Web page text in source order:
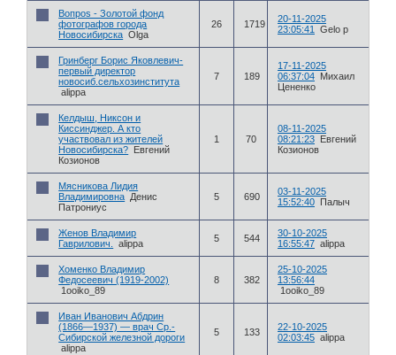
Вопроs - Золотой фонд
фотографов города
Новосибирска Olga
26 1719
20-11-2025
23:05:41
Gelo p
Гринберг Борис Яковлевич-
первый директор
новосиб.сельхозинститута
alippa
7 189
17-11-2025
06:37:04 Михаил
Цененко
Келдыш, Никсон и
Киссинджер. А кто
участвовал из жителей
Новосибирска? Евгений
Козионов
1 70
08-11-2025
08:21:23 Евгений
Козионов
Мясникова Лидия
Владимировна Денис
Патрониус
5 690
03-11-2025
15:52:40 Палыч
Женов Владимир
Гаврилович.
alippa 5 544
30-10-2025
16:55:47 alippa
Хоменко Владимир
Федосеевич (1919-2002)
1ooiko_89
8 382
25-10-2025
13:56:44
1ooiko_89
Иван Иванович Абдрин
(1866—1937) — врач Ср.-
Сибирской железной дороги
alippa
5 133
22-10-2025
02:03:45 alippa